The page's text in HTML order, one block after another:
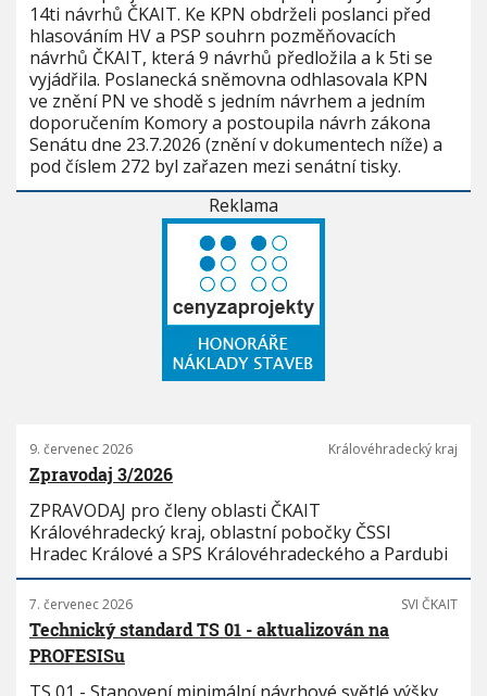
14ti návrhů ČKAIT. Ke KPN obdrželi poslanci před
hlasováním HV a PSP souhrn pozměňovacích
návrhů ČKAIT, která 9 návrhů předložila a k 5ti se
vyjádřila. Poslanecká sněmovna odhlasovala KPN
ve znění PN ve shodě s jedním návrhem a jedním
doporučením Komory a postoupila návrh zákona
Senátu dne 23.7.2026 (znění v dokumentech níže) a
pod číslem 272 byl zařazen mezi senátní tisky.
Reklama
9. červenec 2026 Královéhradecký kraj
Zpravodaj 3/2026
ZPRAVODAJ pro členy oblasti ČKAIT
Královéhradecký kraj, oblastní pobočky ČSSI
Hradec Králové a SPS Královéhradeckého a Pardubi
7. červenec 2026 SVI ČKAIT
Technický standard TS 01 - aktualizován na
PROFESISu